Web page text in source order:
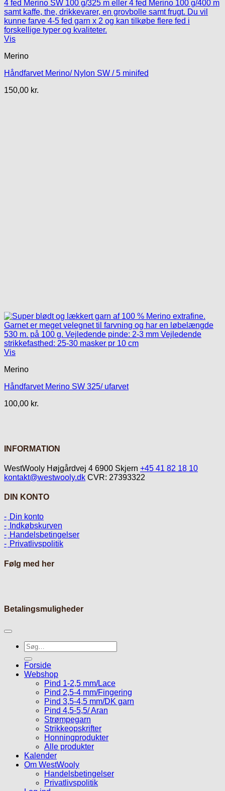
Vis
Merino
Håndfarvet Merino/ Nylon SW / 5 minifed
150,00 kr.
Vis
Merino
Håndfarvet Merino SW 325/ ufarvet
100,00 kr.
INFORMATION
WestWooly Højgårdvej 4 6900 Skjern +45 41 82 18 10
kontakt@westwooly.dk CVR: 27393322
DIN KONTO
Din konto
Indkøbskurven
Handelsbetingelser
Privatlivspolitik
Følg med her
Betalingsmuligheder
Søg
efter:
Forside
Webshop
Pind 1-2,5 mm/Lace
Pind 2,5-4 mm/Fingering
Pind 3,5-4,5 mm/DK garn
Pind 4,5-5,5/ Aran
Strømpegarn
Strikkeopskrifter
Honningprodukter
Alle produkter
Kalender
Om WestWooly
Handelsbetingelser
Privatlivspolitik